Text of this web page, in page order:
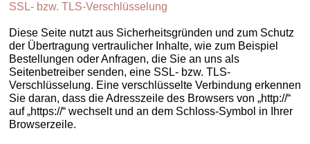
SSL- bzw. TLS-Verschlüsselung
Diese Seite nutzt aus Sicherheitsgründen und zum Schutz
der Übertragung vertraulicher Inhalte, wie zum Beispiel
Bestellungen oder Anfragen, die Sie an uns als
Seitenbetreiber senden, eine SSL- bzw. TLS-
Verschlüsselung. Eine verschlüsselte Verbindung erkennen
Sie daran, dass die Adresszeile des Browsers von „http://“
auf „https://“ wechselt und an dem Schloss-Symbol in Ihrer
Browserzeile.